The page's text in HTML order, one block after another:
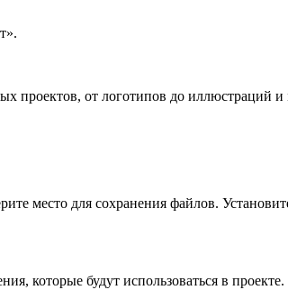
проектов, от логотипов до иллюстраций и
место для сохранения файлов.
которые будут использоваться в